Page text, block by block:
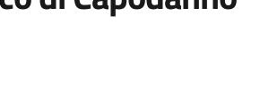
notizia